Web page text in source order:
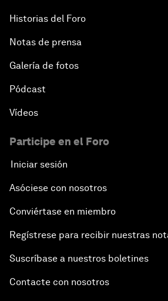
Historias del Foro
Notas de prensa
Galería de fotos
Pódcast
Vídeos
Participe en el Foro
Iniciar sesión
Asóciese con nosotros
Conviértase en miembro
Regístrese para recibir nuestras
Suscríbase a nuestros boletines
Contacte con nosotros